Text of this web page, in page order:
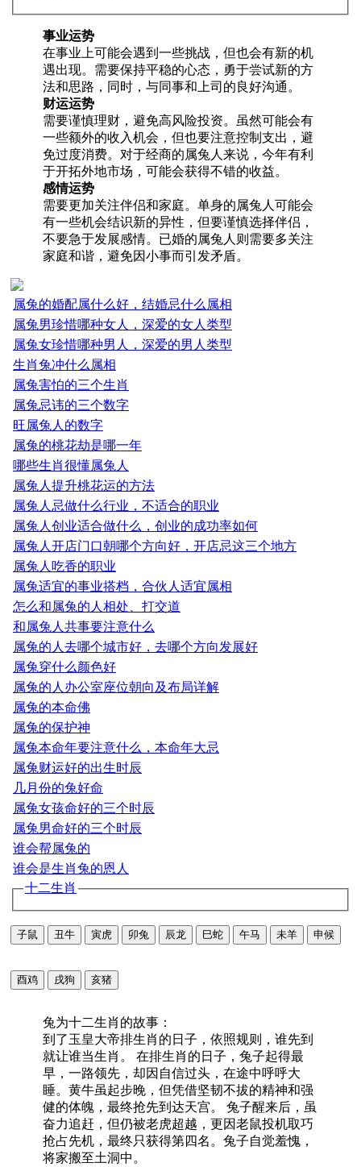
事业运势
在事业上可能会遇到一些挑战，但也会有新的机
遇出现。需要保持平稳的心态，勇于尝试新的方
法和思路，同时，与同事和上司的良好沟通。
财运运势
需要谨慎理财，避免高风险投资。虽然可能会有
一些额外的收入机会，但也要注意控制支出，避
免过度消费。对于经商的属兔人来说，今年有利
于开拓外地市场，可能会获得不错的收益。
感情运势
需要更加关注伴侣和家庭。单身的属兔人可能会
有一些机会结识新的异性，但要谨慎选择伴侣，
不要急于发展感情。已婚的属兔人则需要多关注
家庭和谐，避免因小事而引发矛盾。
属兔的婚配属什么好，结婚忌什么属相
属兔男珍惜哪种女人，深爱的女人类型
属兔女珍惜哪种男人，深爱的男人类型
生肖兔冲什么属相
属兔害怕的三个生肖
属兔忌讳的三个数字
旺属兔人的数字
属兔的桃花劫是哪一年
哪些生肖很懂属兔人
属兔人提升桃花运的方法
属兔人忌做什么行业，不适合的职业
属兔人创业适合做什么，创业的成功率如何
属兔人开店门口朝哪个方向好，开店忌这三个地方
属兔人吃香的职业
属兔适宜的事业搭档，合伙人适宜属相
怎么和属兔的人相处、打交道
和属兔人共事要注意什么
属兔的人去哪个城市好，去哪个方向发展好
属兔穿什么颜色好
属兔的人办公室座位朝向及布局详解
属兔的本命佛
属兔的保护神
属兔本命年要注意什么，本命年大忌
属兔财运好的出生时辰
几月份的兔好命
属兔女孩命好的三个时辰
属兔男命好的三个时辰
谁会帮属兔的
谁会是生肖兔的恩人
十二生肖
子鼠 丑牛 寅虎 卯兔 辰龙 巳蛇 午马 未羊 申候
酉鸡 戌狗 亥猪
兔为十二生肖的故事：
到了玉皇大帝排生肖的日子，依照规则，谁先到
就让谁当生肖。 在排生肖的日子，兔子起得最
早，一路领先，却因自信过头，在途中呼呼大
睡。黄牛虽起步晚，但凭借坚韧不拔的精神和强
健的体魄，最终抢先到达天宫。 兔子醒来后，虽
奋力追赶，但仍被老虎超越，更因老鼠投机取巧
抢占先机，最终只获得第四名。兔子自觉羞愧，
将家搬至土洞中。